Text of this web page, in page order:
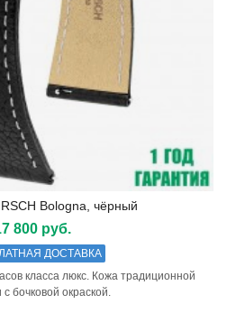
Bologna, чёрный
800 руб.
ДОСТАВКА
класса люкс. Кожа традиционной
бочковой окраской.